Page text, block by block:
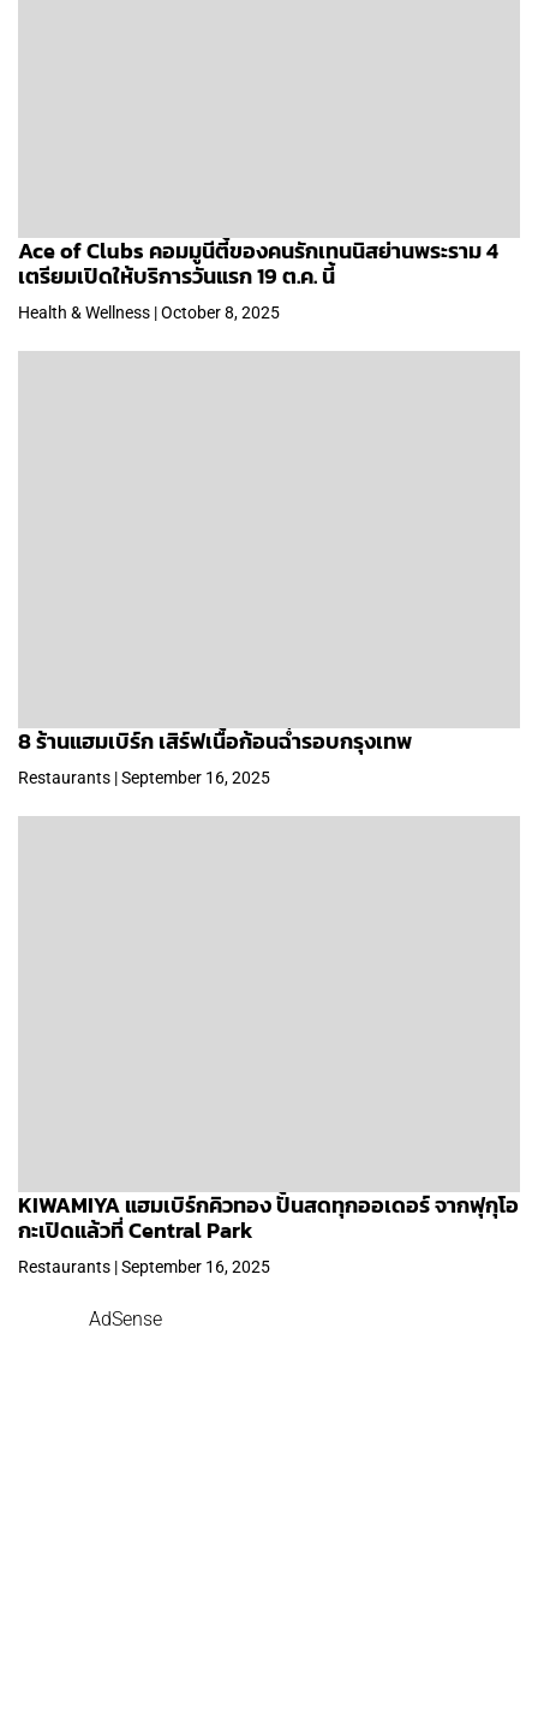
Ace of Clubs คอมมูนีตี้ของคนรักเทนนิสย่านพระราม 4
เตรียมเปิดให้บริการวันแรก 19 ต.ค. นี้
Health & Wellness | October 8, 2025
8 ร้านแฮมเบิร์ก เสิร์ฟเนื้อก้อนฉ่ำรอบกรุงเทพ
Restaurants | September 16, 2025
KIWAMIYA แฮมเบิร์กคิวทอง ปั้นสดทุกออเดอร์ จากฟุกุโอ
กะเปิดแล้วที่ Central Park
Restaurants | September 16, 2025
AdSense